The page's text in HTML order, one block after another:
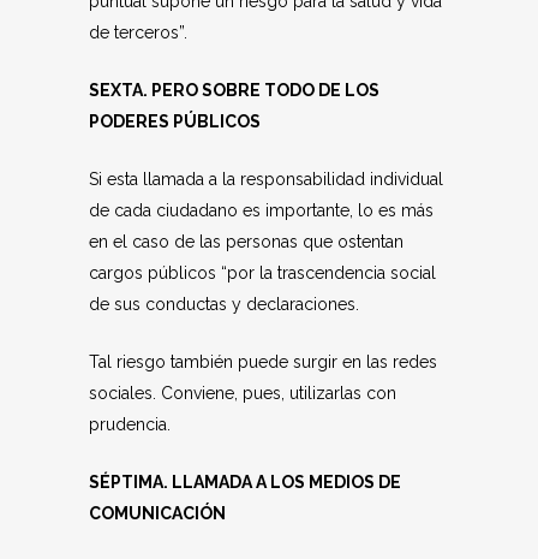
de terceros”.
SEXTA. PERO SOBRE TODO DE LOS
PODERES PÚBLICOS
Si esta llamada a la responsabilidad individual
de cada ciudadano es importante, lo es más
en el caso de las personas que ostentan
cargos públicos “por la trascendencia social
de sus conductas y declaraciones.
Tal riesgo también puede surgir en las redes
sociales. Conviene, pues, utilizarlas con
prudencia.
SÉPTIMA. LLAMADA A LOS MEDIOS DE
COMUNICACIÓN